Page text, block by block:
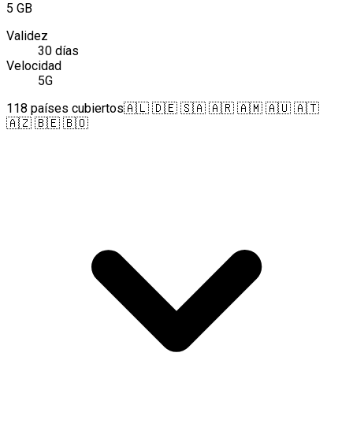
5 GB
Validez
30 días
Velocidad
5G
118 países cubiertos🇦🇱 🇩🇪 🇸🇦 🇦🇷 🇦🇲 🇦🇺 🇦🇹
🇦🇿 🇧🇪 🇧🇴